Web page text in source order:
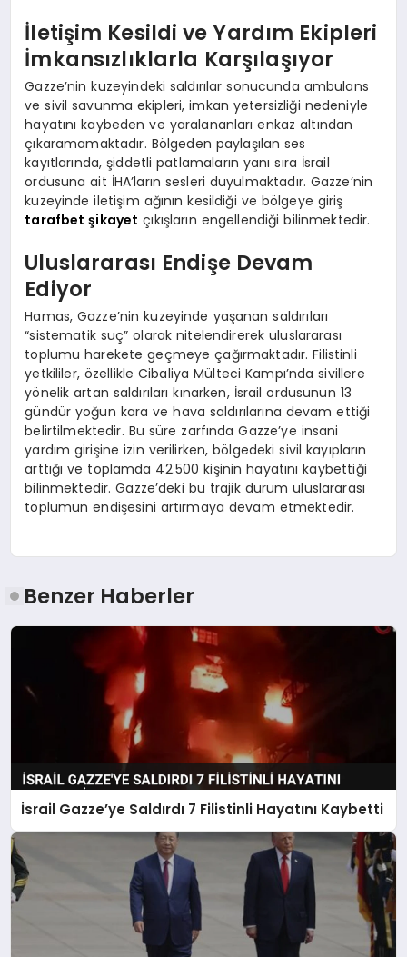
İletişim Kesildi ve Yardım Ekipleri
İmkansızlıklarla Karşılaşıyor
Gazze’nin kuzeyindeki saldırılar sonucunda ambulans
ve sivil savunma ekipleri, imkan yetersizliği nedeniyle
hayatını kaybeden ve yaralananları enkaz altından
çıkaramamaktadır. Bölgeden paylaşılan ses
kayıtlarında, şiddetli patlamaların yanı sıra İsrail
ordusuna ait İHA’ların sesleri duyulmaktadır. Gazze’nin
kuzeyinde iletişim ağının kesildiği ve bölgeye giriş
tarafbet şikayet çıkışların engellendiği bilinmektedir.
Uluslararası Endişe Devam
Ediyor
Hamas, Gazze’nin kuzeyinde yaşanan saldırıları
“sistematik suç” olarak nitelendirerek uluslararası
toplumu harekete geçmeye çağırmaktadır. Filistinli
yetkililer, özellikle Cibaliya Mülteci Kampı’nda sivillere
yönelik artan saldırıları kınarken, İsrail ordusunun 13
gündür yoğun kara ve hava saldırılarına devam ettiği
belirtilmektedir. Bu süre zarfında Gazze’ye insani
yardım girişine izin verilirken, bölgedeki sivil kayıpların
arttığı ve toplamda 42.500 kişinin hayatını kaybettiği
bilinmektedir. Gazze’deki bu trajik durum uluslararası
toplumun endişesini artırmaya devam etmektedir.
Benzer Haberler
İsrail Gazze’ye Saldırdı 7 Filistinli Hayatını Kaybetti